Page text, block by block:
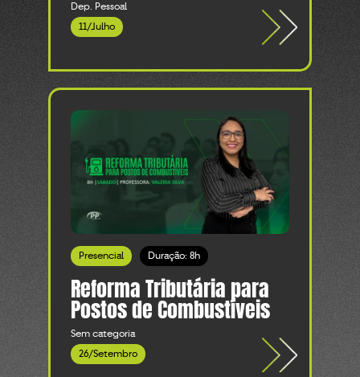
Dep. Pessoal
11/Julho
Presencial Duração: 8h
Reforma Tributária para
Postos de Combustíveis
Sem categoria
26/Setembro